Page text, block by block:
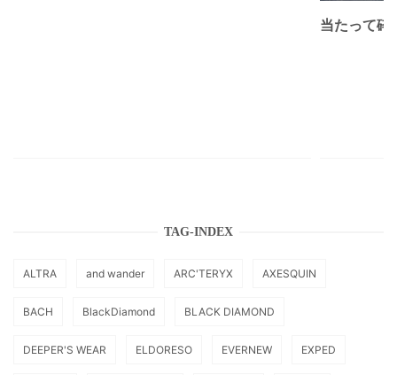
当たって砕
TAG-INDEX
ALTRA and wander ARC'TERYX AXESQUIN
BACH BlackDiamond BLACK DIAMOND
DEEPER'S WEAR ELDORESO EVERNEW EXPED